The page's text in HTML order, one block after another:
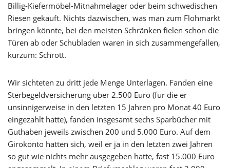
Billig-Kiefermöbel-Mitnahmelager oder beim schwedischen
Riesen gekauft. Nichts dazwischen, was man zum Flohmarkt
bringen könnte, bei den meisten Schränken fielen schon die
Türen ab oder Schubladen waren in sich zusammengefallen,
kurzum: Schrott.
Wir sichteten zu dritt jede Menge Unterlagen. Fanden eine
Sterbegeldversicherung über 2.500 Euro (für die er
unsinnigerweise in den letzten 15 Jahren pro Monat 40 Euro
eingezahlt hatte), fanden insgesamt sechs Sparbücher mit
Guthaben jeweils zwischen 200 und 5.000 Euro. Auf dem
Girokonto hatten sich, weil er ja in den letzten zwei Jahren
so gut wie nichts mehr ausgegeben hatte, fast 15.000 Euro